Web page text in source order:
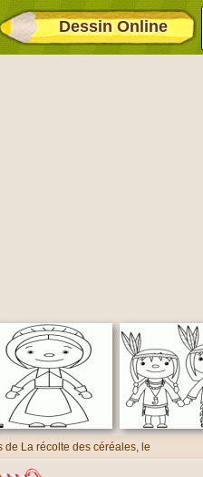
Dessin Online
de La récolte des céréales, le